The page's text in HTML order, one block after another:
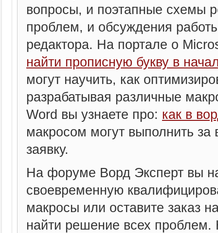
вопросы, и поэтапные схемы
проблем, и обсуждения
редактора. На портале о
найти прописную букву в
могут научить, как
разрабатывая различные
Word вы узнаете про: как в
макросом могут выполнить
заявку.
На форуме Ворд Эксперт вы
своевременную
макросы или оставите заказ
найти решение всех